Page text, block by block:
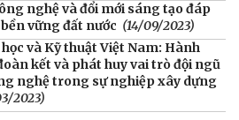
nghệ và đổi mới sáng tạo đáp
vững đất nước (14/09/2023)
và Kỹ thuật Việt Nam: Hành
kết và phát huy vai trò đội ngũ
nghệ trong sự nghiệp xây dựng
2023)